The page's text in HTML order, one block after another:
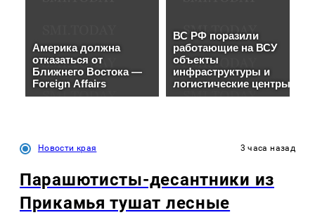
Новости края 3 часа назад
Парашютисты-десантники из
Прикамья тушат лесные